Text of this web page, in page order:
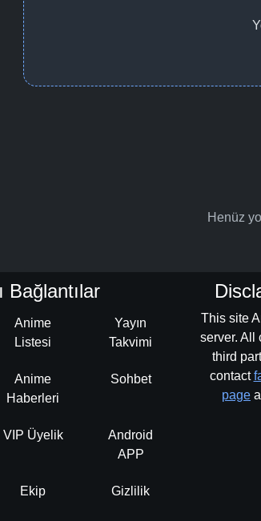
Henüz
Bağlantılar
Anime
Listesi
Yayın
Takvimi
Anime
Haberleri
Sohbet
VIP Üyelik
Android
APP
Ekip Gizlilik
This site
server. All
third
contact
page